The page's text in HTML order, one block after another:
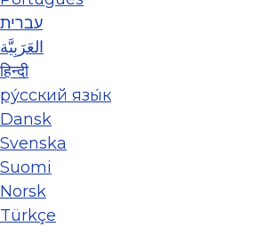
עברית
العَرَبِيَّة
हिन्दी
ру́сский язы́к
Dansk
Svenska
Suomi
Norsk
Türkçe